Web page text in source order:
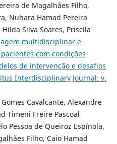
de Magalhães Filho,
Nuhara Hamad Pereira
Silva Soares, Priscila
multidisciplinar e
com condições
de intervenção e desafios
Interdisciplinary Journal: v.
Cavalcante, Alexandre
Timeni Freire Pascoal
Pessoa de Queiroz Espínola,
Filho, Caio Hamad